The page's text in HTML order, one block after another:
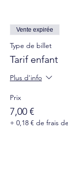
Vente expirée
Type de billet
Tarif enfant
Plus d'info
Prix
7,00 €
+ 0,18 € de frais